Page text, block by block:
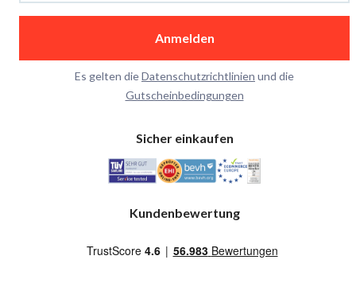
Anmelden
Es gelten dieDatenschutzrichtlinien und die
Gutscheinbedingungen
Sicher einkaufen
Kundenbewertung